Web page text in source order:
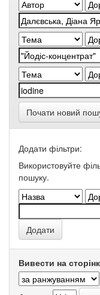
Почати новий
Додати фільтри:
Використовуйте
пошуку.
Вивести на